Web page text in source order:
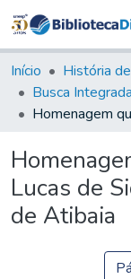
Início História
Busca Integrada
Lucas de
de Atibaia